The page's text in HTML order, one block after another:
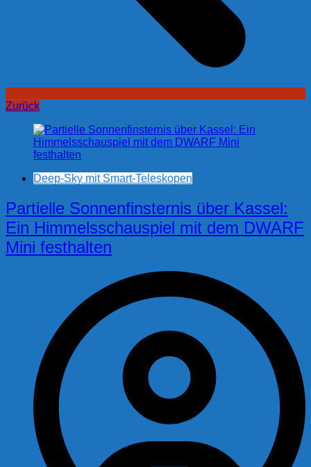
Zurück
Deep-Sky mit Smart-Teleskopen
Partielle Sonnenfinsternis über Kassel:
Ein Himmelsschauspiel mit dem DWARF
Mini festhalten